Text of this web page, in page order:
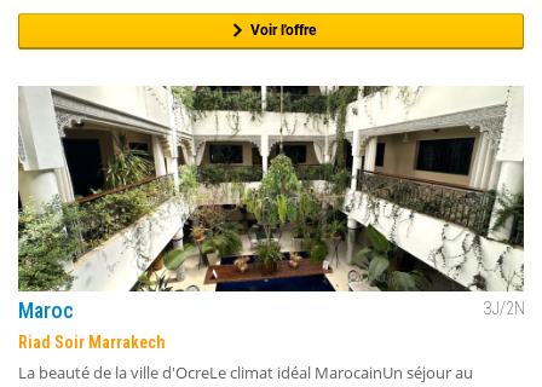
Voir l'offre
Maroc 3J/2N
Riad Soir Marrakech
La beauté de la ville d'OcreLe climat idéal MarocainUn séjour au